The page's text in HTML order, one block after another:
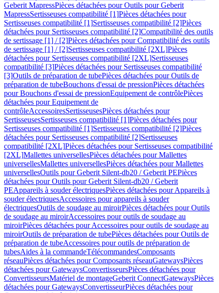
Geberit MapressPièces détachées pour Outils pour Geberit
MapressSertisseuses compatibilité [1]Pièces détachées pour
Sertisseuses compatibilité [1]Sertisseuses compatibilité [2]Pièces
détachées pour Sertisseuses compatibilité [2]Compatibilité des outils
de sertissage [1] / [2]Pièces détachées pour Compatibilité des outils
de sertissage [1] / [2]Sertisseuses compatibilité [2XL]Pièces
détachées pour Sertisseuses compatibilité [2XL]Sertisseuses
compatibilité [3]Pièces détachées pour Sertisseuses compatibilité
[3]Outils de préparation de tubePièces détachées pour Outils de
préparation de tubeBouchons d'essai de pressionPièces détachées
pour Bouchons d'essai de pressionEquipement de contrôlePièces
détachées pour Equipement de
contrôleAccessoiresSertisseusesPièces détachées pour
SertisseusesSertisseuses compatibilité [1]Pièces détachées pour
Sertisseuses compatibilité [1]Sertisseuses compatibilité [2]Pièces
détachées pour Sertisseuses compatibilité [2]Sertisseuses
compatibilité [2XL]Pièces détachées pour Sertisseuses compatibilité
[2XL]Mallettes universellesPièces détachées pour Mallettes
universellesMallettes universellesPièces détachées pour Mallettes
universellesOutils pour Geberit Silent-db20 / Geberit PEPièces
détachées pour Outils pour Geberit Silent-db20 / Geberit
PEAppareils à souder électriquesPièces détachées pour Appareils à
souder électriquesAccessoires pour appareils à souder
électriquesOutils de soudage au miroirPièces détachées pour Outils
de soudage au miroirAccessoires pour outils de soudage au
miroirPièces détachées pour Accessoires pour outils de soudage au
miroirOutils de préparation de tubePièces détachées pour Outils de
préparation de tubeAccessoires pour outils de préparation de
tubesAides à la commandeTélécommandesComposants
réseauPièces détachées pour Composants réseauGatewaysPièces
détachées pour GatewaysConvertisseursPièces détachées pour
ConvertisseursMatériel de montageGeberit ConnectGatewaysPièces
détachées pour GatewaysConvertisseurPièces détachées pour